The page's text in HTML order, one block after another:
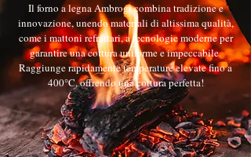
Il forno a legna Ambrogi combina tradizione e
innovazione, unendo materiali di altissima qualità,
come i mattoni refrattari, a tecnologie moderne per
garantire una cottura uniforme e impeccabile.
Raggiunge rapidamente temperature elevate fino a
400°C, offrendo una cottura perfetta!